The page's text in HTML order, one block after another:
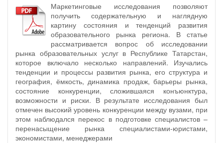
Маркетинговые исследования позволяют
получить содержательную и наглядную
картину состояния и тенденций развития
образовательного рынка региона. В статье
рассматривается вопрос об исследовании
рынка образовательных услуг в Республике Татарстан,
которое включало несколько направлений. Изучались
тенденции и процессы развития рынка, его структура и
география, ёмкость, динамика продаж, барьеры рынка,
состояние конкуренции, сложившаяся конъюнктура,
возможности и риски. В результате исследования был
отмечен высокий уровень конкуренции между вузами, при
этом наблюдался перекос в подготовке специалистов –
перенасыщение рынка специалистами-юристами,
экономистами, менеджерами